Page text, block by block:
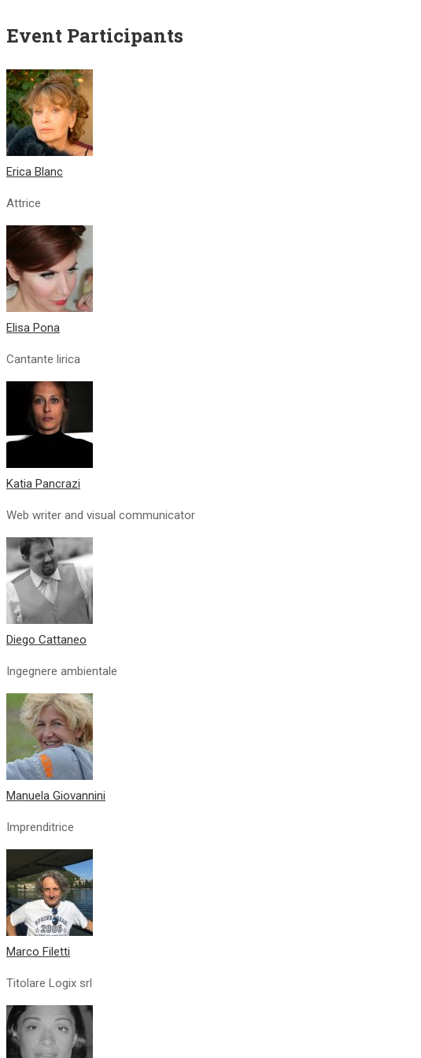
Event Participants
Erica Blanc
Attrice
Elisa Pona
Cantante lirica
Katia Pancrazi
Web writer and visual communicator
Diego Cattaneo
Ingegnere ambientale
Manuela Giovannini
Imprenditrice
Marco Filetti
Titolare Logix srl